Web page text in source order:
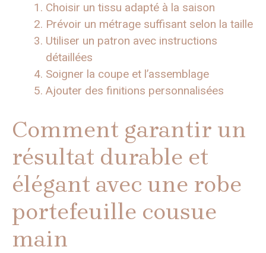
Choisir un tissu adapté à la saison
Prévoir un métrage suffisant selon la taille
Utiliser un patron avec instructions
détaillées
Soigner la coupe et l’assemblage
Ajouter des finitions personnalisées
Comment garantir un
résultat durable et
élégant avec une robe
portefeuille cousue
main